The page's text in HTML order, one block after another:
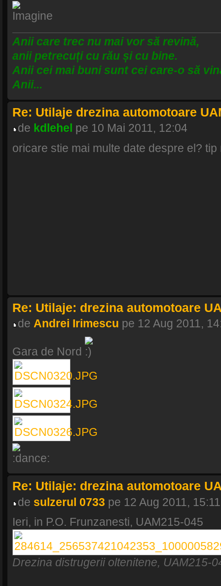
Anii care trec nu mai vor să revină,
anii petrecuți cu rău și cu bine.
Anii cei mai buni sunt cei care-o să
Anii...
Re: Utilaje drezina automotoare
de kdlehel pe 10 Mai 2011, 12:04
oricare stie mai multe date despre el?
Re: Utilaje: drezina automotoare
de Andrei Irimescu pe 12 Aug 2011,
Gara de Nord
Re: Utilaje: drezina automotoare
de sulzerul 0733 pe 12 Aug 2011, 15:11
Ieri, in P.O. Frunzanesti, UAM215-045
Drezina distrugerii oltenitene, UAM215-